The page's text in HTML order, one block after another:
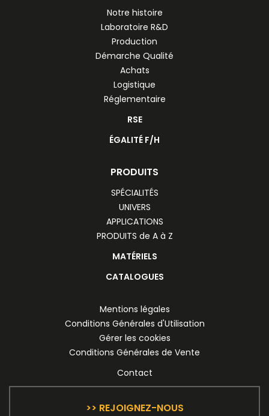
Notre histoire
Laboratoire R&D
Production
Démarche Qualité
Achats
Logistique
Réglementaire
RSE
ÉGALITÉ F/H
PRODUITS
SPÉCIALITÉS
UNIVERS
APPLICATIONS
PRODUITS de A à Z
MATÉRIELS
CATALOGUES
Mentions légales
Conditions Générales d'Utilisation
Gérer les cookies
Conditions Générales de Vente
Contact
>> REJOIGNEZ-NOUS